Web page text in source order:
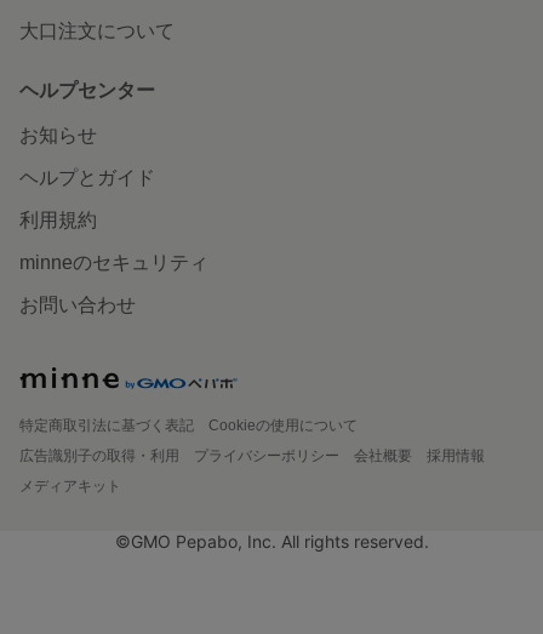
大口注文について
ヘルプセンター
お知らせ
ヘルプとガイド
利用規約
minneのセキュリティ
お問い合わせ
特定商取引法に基づく表記
Cookieの使用について
広告識別子の取得・利用
プライバシーポリシー 会社概要
採用情報
メディアキット
©GMO Pepabo, Inc. All rights reserved.